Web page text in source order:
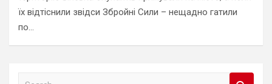
їх відтіснили звідси Збройні Сили – нещадно гатили
по…